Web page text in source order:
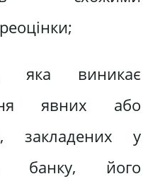
яка виникає
явних або
закладених у
банку, його